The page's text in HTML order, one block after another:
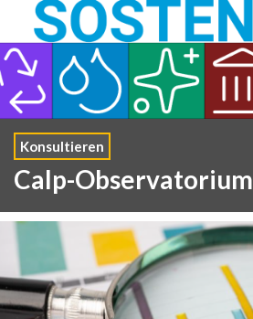
Konsultieren
Calp-Observatorium